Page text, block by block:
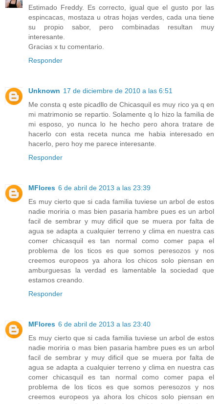
Estimado Freddy. Es correcto, igual que el gusto por las
espincacas, mostaza u otras hojas verdes, cada una tiene
su propio sabor, pero combinadas resultan muy
interesante.
Gracias x tu comentario.
Responder
Unknown 17 de diciembre de 2010 a las 6:51
Me consta q este picadllo de Chicasquil es muy rico ya q en
mi matrimonio se repartio. Solamente q lo hizo la familia de
mi esposo, yo nunca lo he hecho pero ahora tratare de
hacerlo con esta receta nunca me habia interesado en
hacerlo, pero hoy me parece interesante.
Responder
MFlores 6 de abril de 2013 a las 23:39
Es muy cierto que si cada familia tuviese un arbol de estos
nadie moriria o mas bien pasaria hambre pues es un arbol
facil de sembrar y muy dificil que se muera por falta de
agua se adapta a cualquier terreno y clima en nuestra cas
comer chicasquil es tan normal como comer papa el
problema de los ticos es que somos peresozos y nos
creemos europeos ya ahora los chicos solo piensan en
amburguesas la verdad es lamentable la sociedad que
estamos creando.
Responder
MFlores 6 de abril de 2013 a las 23:40
Es muy cierto que si cada familia tuviese un arbol de estos
nadie moriria o mas bien pasaria hambre pues es un arbol
facil de sembrar y muy dificil que se muera por falta de
agua se adapta a cualquier terreno y clima en nuestra cas
comer chicasquil es tan normal como comer papa el
problema de los ticos es que somos peresozos y nos
creemos europeos ya ahora los chicos solo piensan en